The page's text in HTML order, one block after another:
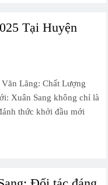
Tại Huyện
Lãng: Chất Lượng
Xuân Sang không chỉ là
thức khởi đầu mới